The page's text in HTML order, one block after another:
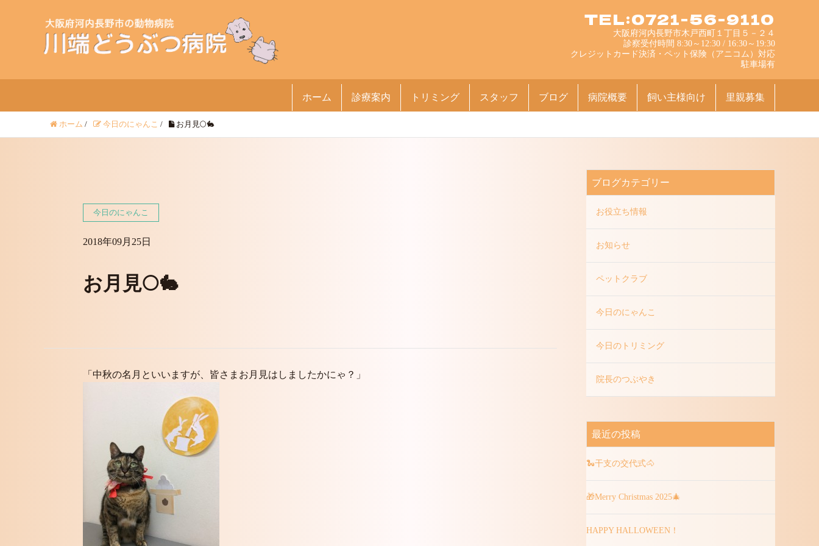
TEL:0721-56-9110
大阪府河内長野市木戸西町１丁目５－２４
診察受付時間 8:30～12:30 / 16:30～19:30
クレジットカード決済・ペット保険（アニコム）対応
駐車場有
ホーム 診療案内 トリミング スタッフ ブログ 病院概要 飼い主様向け 里親募集
ホーム / 今日のにゃんこ / お月見🌕🐇
今日のにゃんこ
2018年09月25日
お月見🌕🐇
「中秋の名月といいますが、皆さまお月見はしましたかにゃ？」
ブログカテゴリー
お役立ち情報
お知らせ
ペットクラブ
今日のにゃんこ
今日のトリミング
院長のつぶやき
最近の投稿
🐍干支の交代式🐴
🎁Merry Christmas 2025🎄
HAPPY HALLOWEEN！